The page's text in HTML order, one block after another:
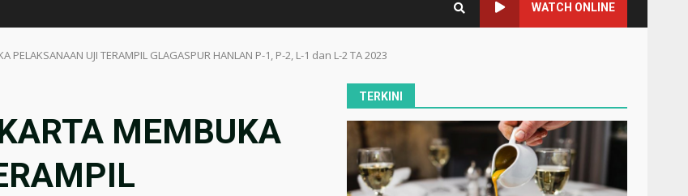
WATCH ONLINE
PELAKSANAAN UJI TERAMPIL GLAGASPUR HANLAN P-1, P-2, L-1 dan L-2 TA 2023
MEMBUKA
TERKINI